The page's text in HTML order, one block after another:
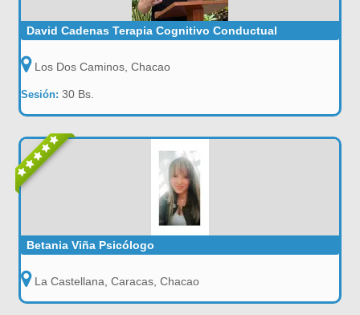
David Cadenas Terapia Cognitivo Conductual
Los Dos Caminos, Chacao
Sesión:30 Bs.
Betania Viña Psicólogo
La Castellana, Caracas, Chacao